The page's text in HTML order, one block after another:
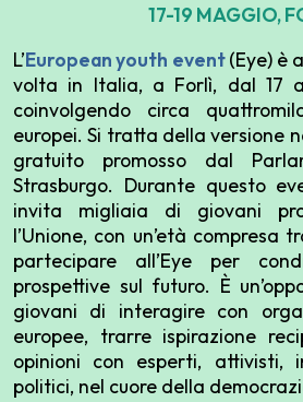
17-19 MAGGIO,
L’European youth event(Eye) è
volta in Italia, a Forlì, dal 17
coinvolgendo circa
europei. Si tratta della versione
gratuito promosso dal
Strasburgo. Durante questo
invita migliaia di giovani
l’Unione, con un’età compresa
partecipare all’Eye per
prospettive sul futuro. È
giovani di interagire con
europee, trarre ispirazione
opinioni con esperti, attivisti,
politici, nel cuore della